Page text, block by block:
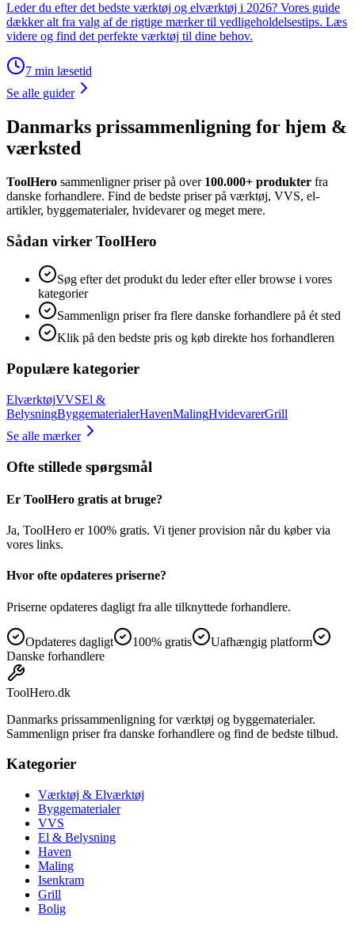
Leder du efter det bedste værktøj og elværktøj i 2026? Vores guide
dækker alt fra valg af de rigtige mærker til vedligeholdelsestips. Læs
videre og find det perfekte værktøj til dine behov.
7 min læsetid
Se alle guider
Danmarks prissammenligning for hjem &
værksted
ToolHero sammenligner priser på over 100.000+ produkter fra
danske forhandlere. Find de bedste priser på værktøj, VVS, el-
artikler, byggematerialer, hvidevarer og meget mere.
Sådan virker ToolHero
Søg efter det produkt du leder efter eller browse i vores
kategorier
Sammenlign priser fra flere danske forhandlere på ét sted
Klik på den bedste pris og køb direkte hos forhandleren
Populære kategorier
ElværktøjVVSEl &
BelysningByggematerialerHavenMalingHvidevarerGrill
Se alle mærker
Ofte stillede spørgsmål
Er ToolHero gratis at bruge?
Ja, ToolHero er 100% gratis. Vi tjener provision når du køber via
vores links.
Hvor ofte opdateres priserne?
Priserne opdateres dagligt fra alle tilknyttede forhandlere.
Opdateres dagligt 100% gratis
Uafhængig platform
Danske forhandlere
ToolHero.dk
Danmarks prissammenligning for værktøj og byggematerialer.
Sammenlign priser fra danske forhandlere og find de bedste tilbud.
Kategorier
Værktøj & Elværktøj
Byggematerialer
VVS
El & Belysning
Haven
Maling
Isenkram
Grill
Bolig